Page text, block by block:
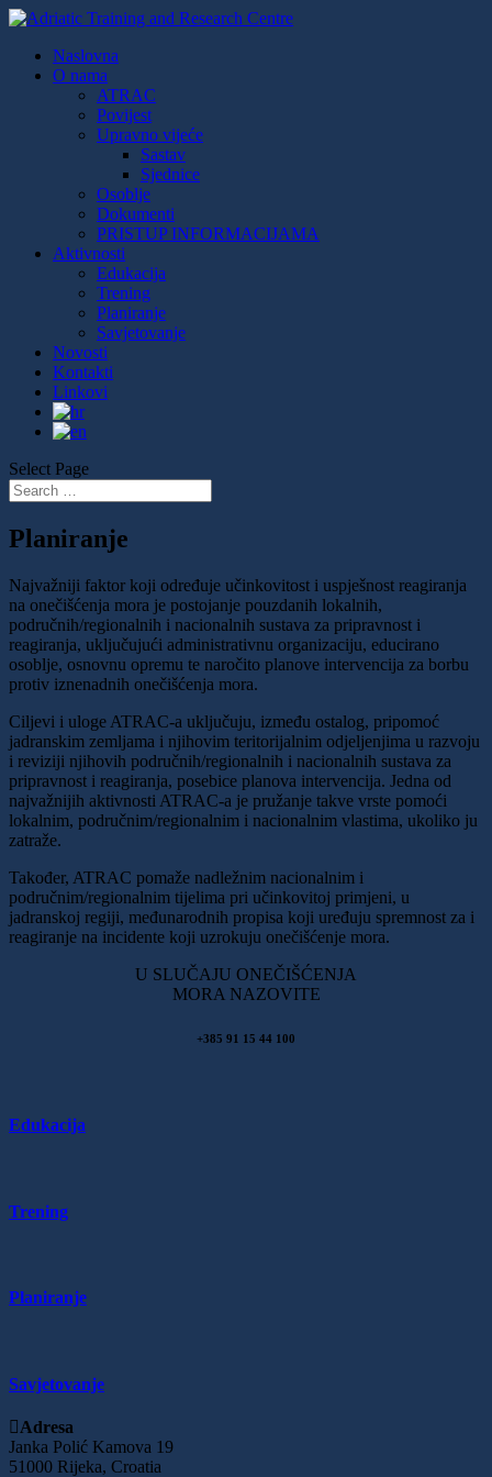
Naslovna
O nama
ATRAC
Povijest
Upravno vijeće
Sastav
Sjednice
Osoblje
Dokumenti
PRISTUP INFORMACIJAMA
Aktivnosti
Edukacija
Trening
Planiranje
Savjetovanje
Novosti
Kontakti
Linkovi
Select Page
Planiranje
Najvažniji faktor koji određuje učinkovitost i uspješnost reagiranja
na onečišćenja mora je postojanje pouzdanih lokalnih,
područnih/regionalnih i nacionalnih sustava za pripravnost i
reagiranja, uključujući administrativnu organizaciju, educirano
osoblje, osnovnu opremu te naročito planove intervencija za borbu
protiv iznenadnih onečišćenja mora.
Ciljevi i uloge ATRAC-a uključuju, između ostalog, pripomoć
jadranskim zemljama i njihovim teritorijalnim odjeljenjima u razvoju
i reviziji njihovih područnih/regionalnih i nacionalnih sustava za
pripravnost i reagiranja, posebice planova intervencija. Jedna od
najvažnijih aktivnosti ATRAC-a je pružanje takve vrste pomoći
lokalnim, područnim/regionalnim i nacionalnim vlastima, ukoliko ju
zatraže.
Također, ATRAC pomaže nadležnim nacionalnim i
područnim/regionalnim tijelima pri učinkovitoj primjeni, u
jadranskoj regiji, međunarodnih propisa koji uređuju spremnost za i
reagiranje na incidente koji uzrokuju onečišćenje mora.
U SLUČAJU ONEČIŠĆENJA
MORA NAZOVITE
+385 91 15 44 100
Edukacija
Trening
Planiranje
Savjetovanje
Adresa
Janka Polić Kamova 19
51000 Rijeka, Croatia